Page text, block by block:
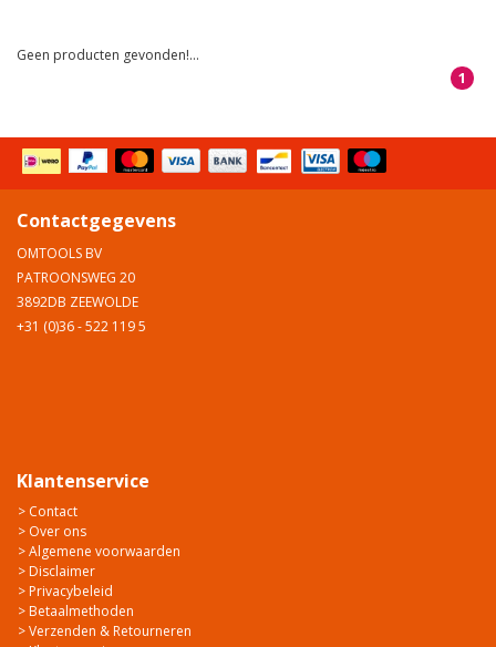
Geen producten gevonden!...
1
Contactgegevens
OMTOOLS BV
PATROONSWEG 20
3892DB ZEEWOLDE
+31 (0)36 - 522 119 5
Klantenservice
> Contact
> Over ons
> Algemene voorwaarden
> Disclaimer
> Privacybeleid
> Betaalmethoden
> Verzenden & Retourneren